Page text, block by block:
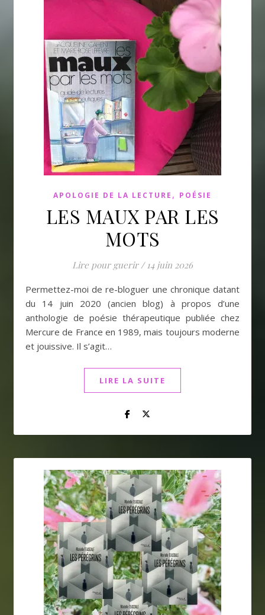
APOLOGIE DE LA LECTURE , POÉSIE
LES MAUX PAR LES
MOTS
Lire pour guerir / 14 juin 2026
Permettez-moi de re-bloguer une chronique datant
du 14 juin 2020 (ancien blog) à propos d’une
anthologie de poésie thérapeutique publiée chez
Mercure de France en 1989, mais toujours moderne
et jouissive. Il s’agit…
LIRE LA SUITE